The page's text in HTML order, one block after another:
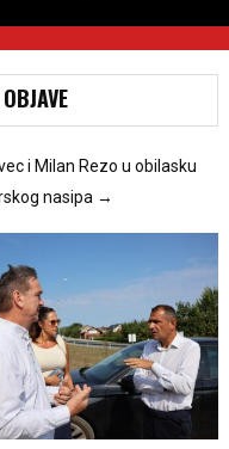
i Milan Rezo u obilasku
nasipa →